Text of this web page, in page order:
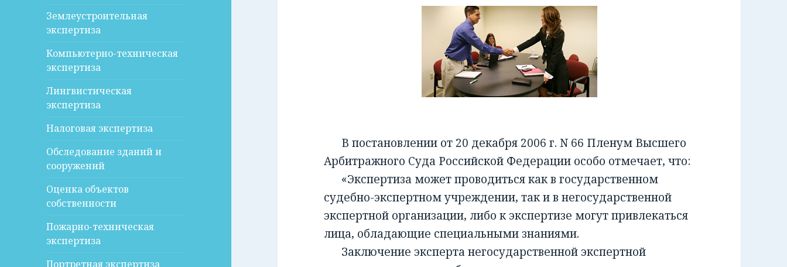
Землеустроительная
экспертиза
Компьютерно-техническая
экспертиза
Лингвистическая
экспертиза
Налоговая экспертиза
Обследование зданий и
сооружений
Оценка объектов
собственности
Пожарно-техническая
экспертиза
Портретная экспертиза
В постановлении от 20 декабря 2006 г. N 66 Пленум Высшего
Арбитражного Суда Российской Федерации особо отмечает, что:
«Экспертиза может проводиться как в государственном
судебно-экспертном учреждении, так и в негосударственной
экспертной организации, либо к экспертизе могут привлекаться
лица, обладающие специальными знаниями.
Заключение эксперта негосударственной экспертной